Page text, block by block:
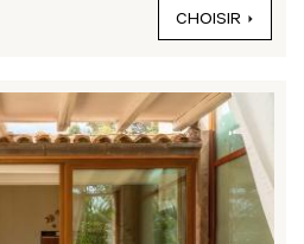
CHOISIR